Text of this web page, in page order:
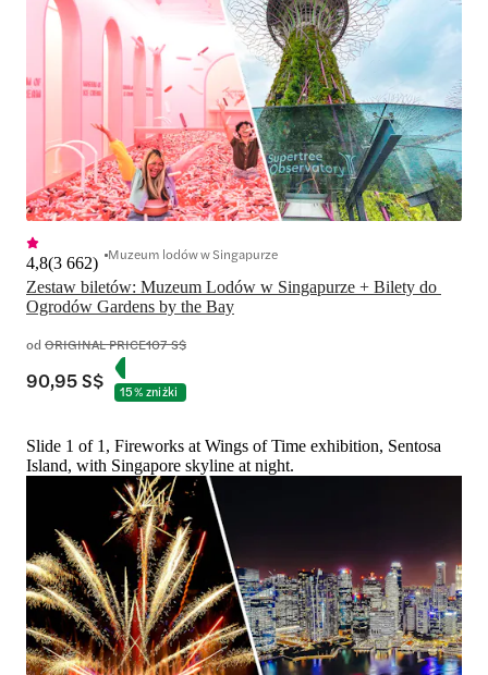
Zestaw biletów: Muzeum Lodów w Singapurze + Bilety do
Ogrodów Gardens by the Bay
4,8(3 662) Muzeum lodów w Singapurze
od ORIGINAL PRICE107 S$
90,95 S$ 15% zniżki
Slide 1 of 1, Fireworks at Wings of Time exhibition, Sentosa
Island, with Singapore skyline at night.